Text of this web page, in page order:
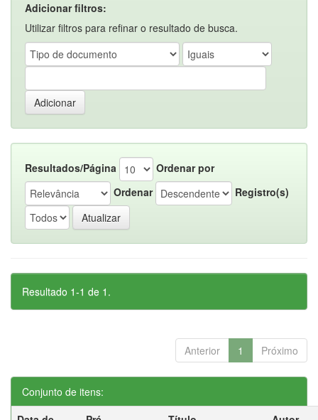
Adicionar filtros:
Utilizar filtros para refinar o resultado de busca.
Resultados/Página
Ordenar por
Ordenar
Registro(s)
Resultado 1-1 de 1.
Anterior 1 Próximo
Conjunto de itens: